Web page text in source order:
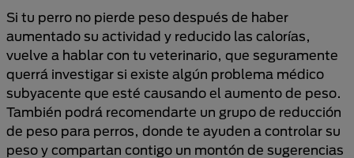
Si tu perro no pierde peso después de haber
aumentado su actividad y reducido las calorías,
vuelve a hablar con tu veterinario, que seguramente
querrá investigar si existe algún problema médico
subyacente que esté causando el aumento de peso.
También podrá recomendarte un grupo de reducción
de peso para perros, donde te ayuden a controlar su
peso y compartan contigo un montón de sugerencias